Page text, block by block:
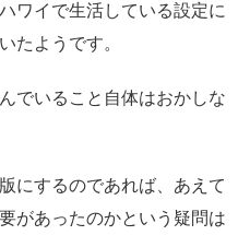
ワイで生活している設定に
たようです。
でいること自体はおかしな
にするのであれば、あえて
があったのかという疑問は